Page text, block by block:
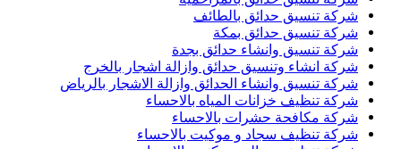
شركة تنسيق حدائق بالطائف
شركة تنسيق حدائق بمكة
شركة تنسيق وانشاء حدائق بجدة
شركة انشاء وتنسيق حدائق وازالة اشجار بالخرج
شركة تنسيق وانشاء الحدائق وازالة الاشجار بالرياض
شركة تنظيف خزانات المياه بالاحساء
شركة مكافحة حشرات بالاحساء
شركة تنظيف سجاد و موكيت بالاحساء